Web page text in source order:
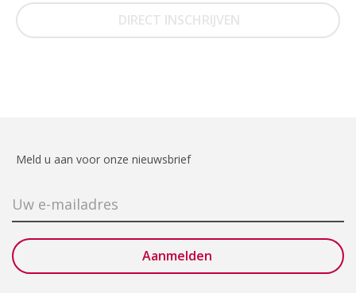
DIRECT INSCHRIJVEN
Meld u aan voor onze nieuwsbrief